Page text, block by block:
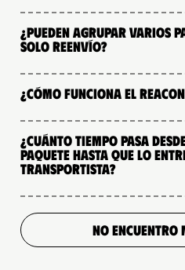
¿Pueden agrupar varios
solo reenvío?
¿Cómo funciona el
¿Cuánto tiempo pasa
paquete hasta que lo
transportista?
NO ENCUENTRO